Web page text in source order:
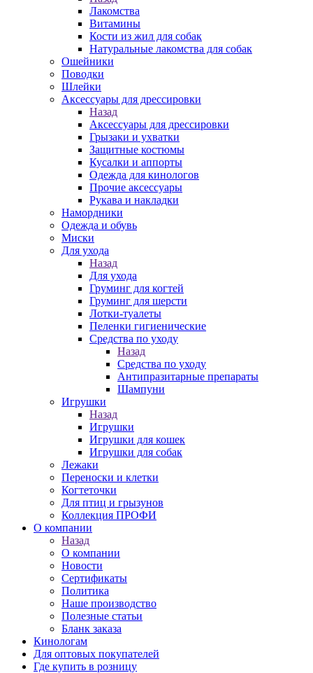
Лакомства
Витамины
Кости из жил для собак
Натуральные лакомства для собак
Ошейники
Поводки
Шлейки
Аксессуары для дрессировки
Назад
Аксессуары для дрессировки
Грызаки и ухватки
Защитные костюмы
Кусалки и аппорты
Одежда для кинологов
Прочие аксессуары
Рукава и накладки
Намордники
Одежда и обувь
Миски
Для ухода
Назад
Для ухода
Груминг для когтей
Груминг для шерсти
Лотки-туалеты
Пеленки гигиенические
Средства по уходу
Назад
Средства по уходу
Антипразитарные препараты
Шампуни
Игрушки
Назад
Игрушки
Игрушки для кошек
Игрушки для собак
Лежаки
Переноски и клетки
Когтеточки
Для птиц и грызунов
Коллекция ПРОФИ
О компании
Назад
О компании
Новости
Сертификаты
Политика
Наше производство
Полезные статьи
Бланк заказа
Кинологам
Для оптовых покупателей
Где купить в розницу